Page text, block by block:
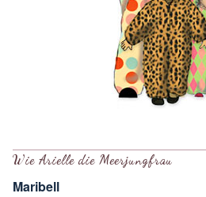
Wie Arielle die Meerjungfrau
Maribell